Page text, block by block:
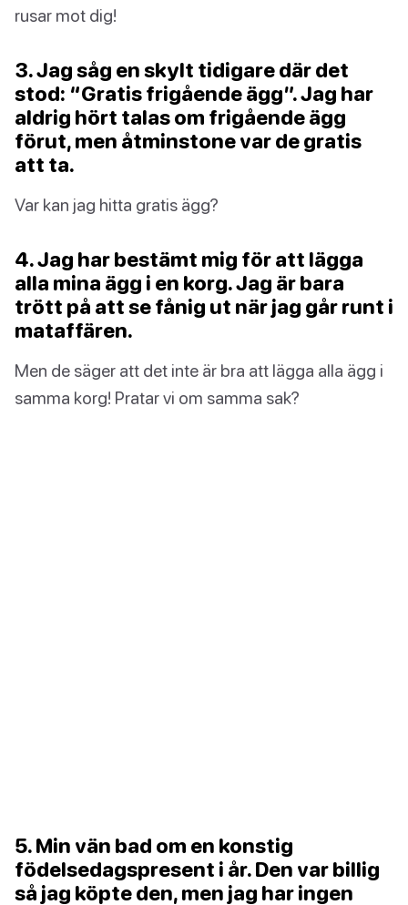
rusar mot dig!
3. Jag såg en skylt tidigare där det
stod: “Gratis frigående ägg”. Jag har
aldrig hört talas om frigående ägg
förut, men åtminstone var de gratis
att ta.
Var kan jag hitta gratis ägg?
4. Jag har bestämt mig för att lägga
alla mina ägg i en korg. Jag är bara
trött på att se fånig ut när jag går runt i
mataffären.
Men de säger att det inte är bra att lägga alla ägg i
samma korg! Pratar vi om samma sak?
5. Min vän bad om en konstig
födelsedagspresent i år. Den var billig
så jag köpte den, men jag har ingen